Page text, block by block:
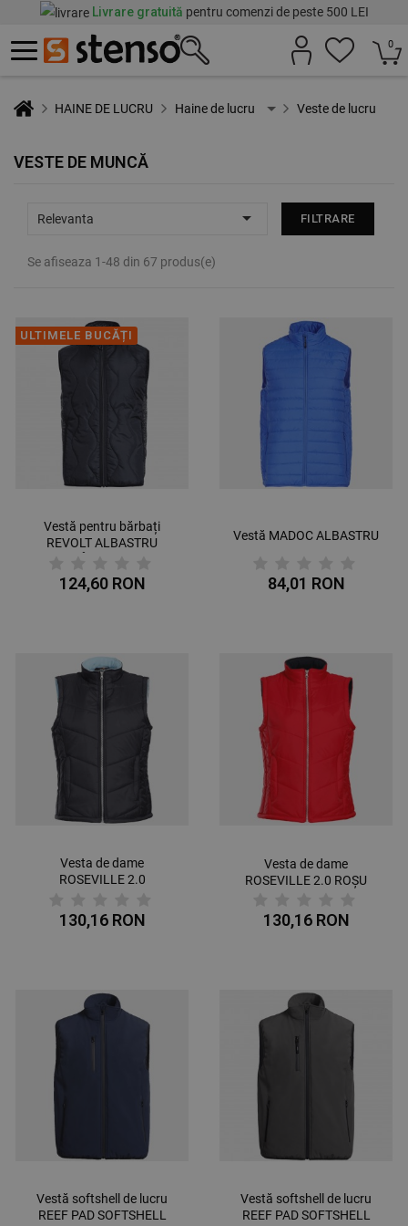
Livrare gratuită pentru comenzi de peste 500 LEI
0
HAINE DE LUCRU Haine de lucru Veste de lucru
VESTE DE MUNCĂ
Relevanta  FILTRARE
Se afiseaza 1-48 din 67 produs(e)
ULTIMELE BUCĂȚI
Vestă pentru bărbați
REVOLT ALBASTRU
124,60 RON
Vestă MADOC ALBASTRU
84,01 RON
Vesta de dame
ROSEVILLE 2.0
130,16 RON
Vesta de dame
ROSEVILLE 2.0 ROȘU
130,16 RON
Vestă softshell de lucru
REEF PAD SOFTSHELL
Vestă softshell de lucru
REEF PAD SOFTSHELL